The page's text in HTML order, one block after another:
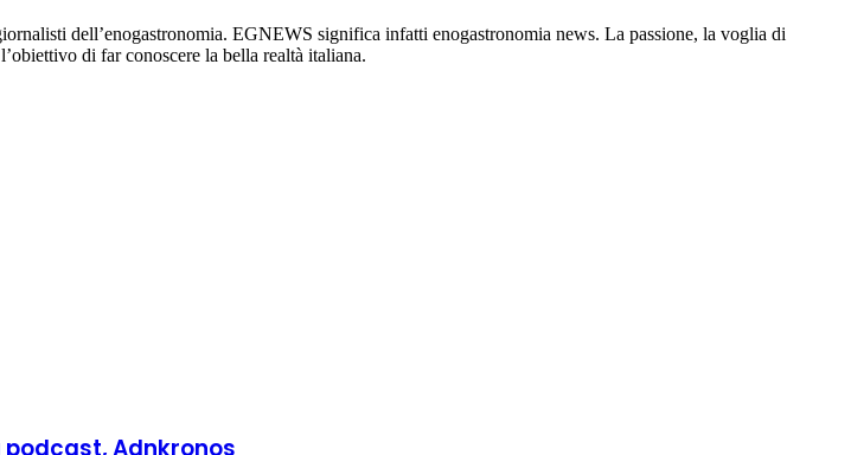
dell’enogastronomia. EGNEWS significa infatti enogastronomia news. La passione, la voglia di
di far conoscere la bella realtà italiana.